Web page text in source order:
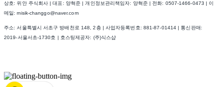
상호: 위안 주식회사 | 대표: 양혁준 | 개인정보관리책임자: 양혁준 | 전화: 0507-1466-0473 | 이
메일: misik-changgo@naver.com
주소: 서울특별시 서초구 방배천로 148, 2층 | 사업자등록번호: 881-87-01414 | 통신판매:
2019-서울서초-1730호
| 호스팅제공자: (주)식스샵